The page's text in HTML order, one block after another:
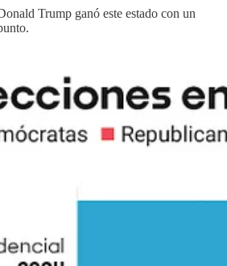
Trump ganó este estado con un